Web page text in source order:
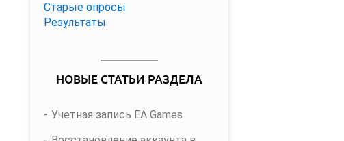
Старые опросы
Результаты
НОВЫЕ СТАТЬИ РАЗДЕЛА
Учетная запись EA Games